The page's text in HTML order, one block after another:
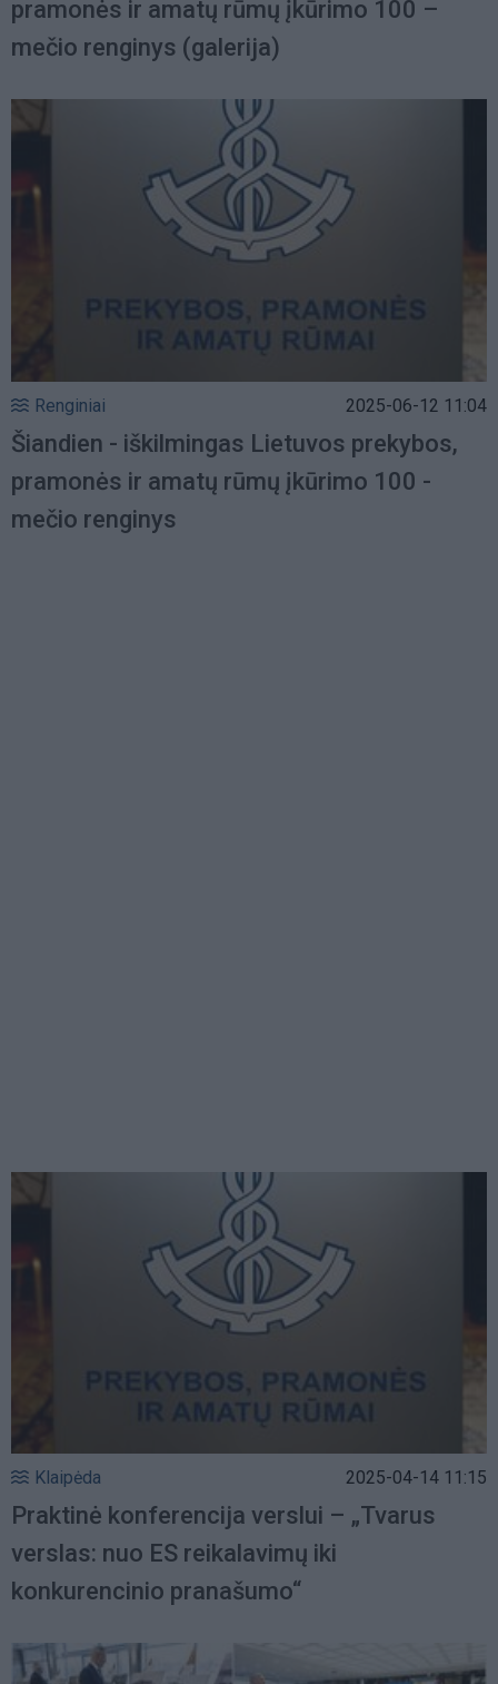
pramonės ir amatų rūmų įkūrimo 100 –
mečio renginys (galerija)
Renginiai 2025-06-12 11:04
Šiandien - iškilmingas Lietuvos prekybos,
pramonės ir amatų rūmų įkūrimo 100 -
mečio renginys
Klaipėda 2025-04-14 11:15
Praktinė konferencija verslui – „Tvarus
verslas: nuo ES reikalavimų iki
konkurencinio pranašumo“